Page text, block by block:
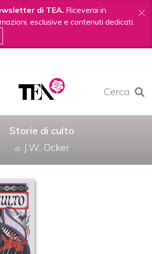
di TEA. Riceverai in
esclusive e contenuti dedicati.
Cerca
Storie di culto
di J.W. Ocker